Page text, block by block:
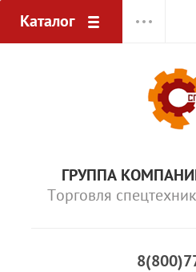
Каталог
ГРУППА
Торговля